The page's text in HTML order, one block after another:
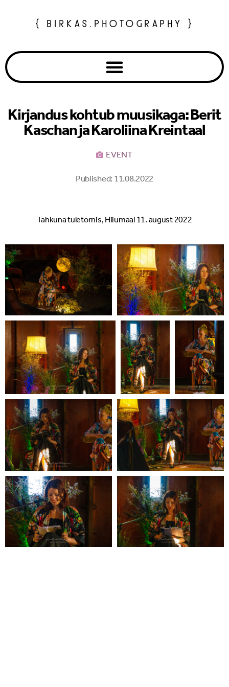
{ BIRKAS.PHOTOGRAPHY }
Kirjandus kohtub muusikaga: Berit
Kaschan ja Karoliina Kreintaal
EVENT
Published: 11.08.2022
Tahkuna tuletornis, Hiiumaal 11. august 2022